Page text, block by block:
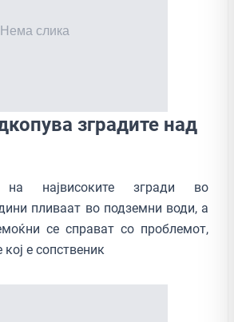
зградите над
на највисоките згради во
пливаат во подземни води, а
се справат со проблемот,
е сопственик